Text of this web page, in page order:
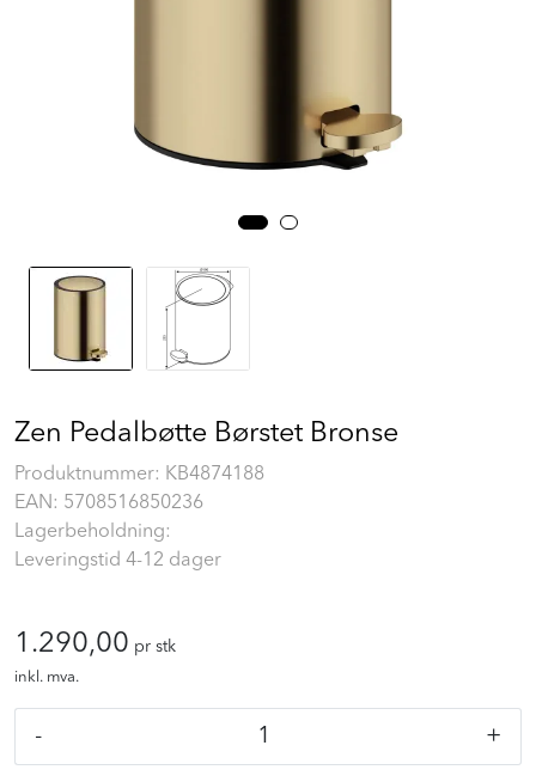
Zen Pedalbøtte Børstet Bronse
Produktnummer: KB4874188
EAN: 5708516850236
Lagerbeholdning:
Leveringstid 4-12 dager
1.290,00 pr stk
inkl. mva.
- +
Min side